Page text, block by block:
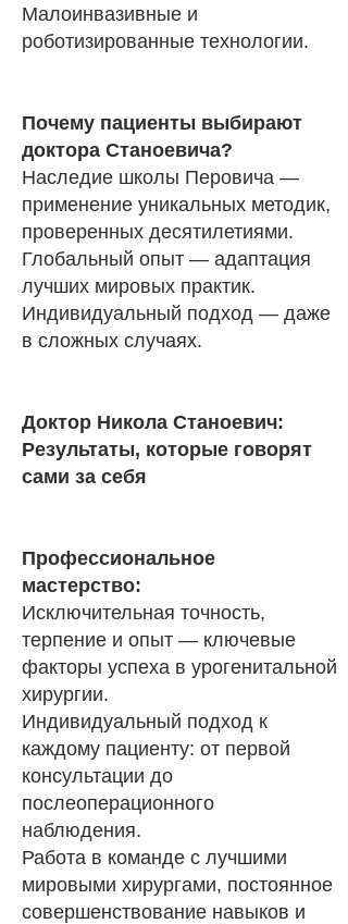
Малоинвазивные и
роботизированные технологии.
Почему пациенты выбирают
доктора Станоевича?
Наследие школы Перовича —
применение уникальных методик,
проверенных десятилетиями.
Глобальный опыт — адаптация
лучших мировых практик.
Индивидуальный подход — даже
в сложных случаях.
Доктор Никола Станоевич:
Результаты, которые говорят
сами за себя
Профессиональное
мастерство:
Исключительная точность,
терпение и опыт — ключевые
факторы успеха в урогенитальной
хирургии.
Индивидуальный подход к
каждому пациенту: от первой
консультации до
послеоперационного
наблюдения.
Работа в команде с лучшими
мировыми хирургами, постоянное
совершенствование навыков и